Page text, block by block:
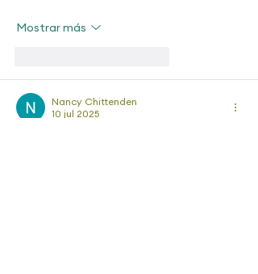
Mostrar más
Nancy Chittenden
10 jul 2025